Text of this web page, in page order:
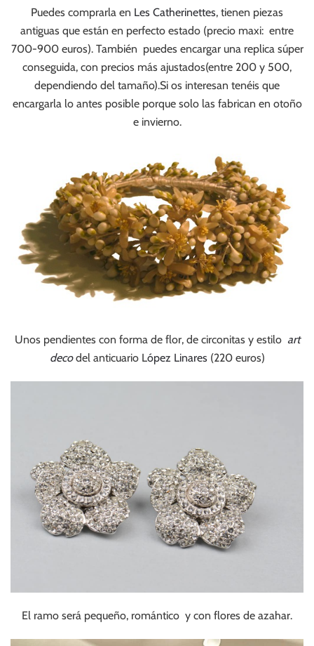
Puedes comprarla en Les Catherinettes, tienen piezas
antiguas que están en perfecto estado (precio maxi: entre
700-900 euros). También puedes encargar una replica súper
conseguida, con precios más ajustados(entre 200 y 500,
dependiendo del tamaño).Si os interesan tenéis que
encargarla lo antes posible porque solo las fabrican en otoño
e invierno.
Unos pendientes con forma de flor, de circonitas y estiloart
decodel anticuario López Linares (220 euros)
El ramo será pequeño, romántico y con flores de azahar.